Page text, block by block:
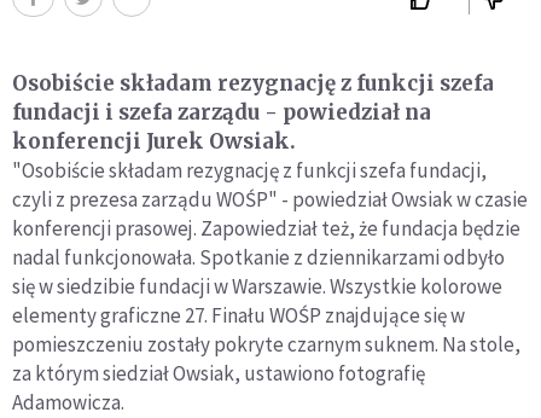
Osobiście składam rezygnację z funkcji szefa
fundacji i szefa zarządu - powiedział na
konferencji Jurek Owsiak.
"Osobiście składam rezygnację z funkcji szefa fundacji,
czyli z prezesa zarządu WOŚP" - powiedział Owsiak w czasie
konferencji prasowej. Zapowiedział też, że fundacja będzie
nadal funkcjonowała. Spotkanie z dziennikarzami odbyło
się w siedzibie fundacji w Warszawie. Wszystkie kolorowe
elementy graficzne 27. Finału WOŚP znajdujące się w
pomieszczeniu zostały pokryte czarnym suknem. Na stole,
za którym siedział Owsiak, ustawiono fotografię
Adamowicza.